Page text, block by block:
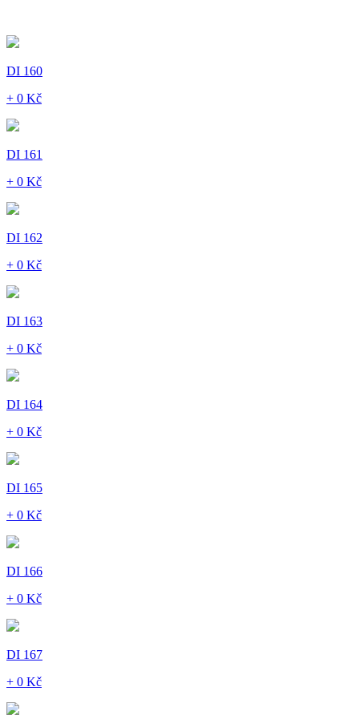
DI 160
+ 0 Kč
DI 161
+ 0 Kč
DI 162
+ 0 Kč
DI 163
+ 0 Kč
DI 164
+ 0 Kč
DI 165
+ 0 Kč
DI 166
+ 0 Kč
DI 167
+ 0 Kč